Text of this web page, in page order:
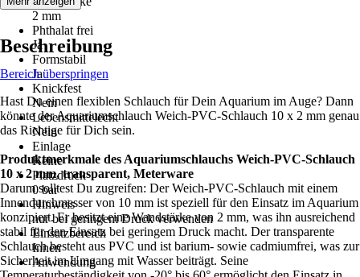
2 mm
Phthalat frei
Ja
Formstabil
Ja
Knickfest
Nein
Lebensmittelecht
Nein
Einlage
Keine
Platzdruck
0 bar
Hinweis
nur bei geringem Druck verwenden
Einsatzbereich
Innen
Anwendung
Beschreibung
Bereich überspringen
Hast Du einen flexiblen Schlauch für Dein Aquarium im Auge? Dann
könnte der Aquariumschlauch Weich-PVC-Schlauch 10 x 2 mm genau
das Richtige für Dich sein.
Produktmerkmale des Aquariumschlauchs Weich-PVC-Schlauch
10 x 2 mm, transparent, Meterware
Darum solltest Du zugreifen: Der Weich-PVC-Schlauch mit einem
Innendurchmesser von 10 mm ist speziell für den Einsatz im Aquarium
konzipiert. Er besitzt eine Wandstärke von 2 mm, was ihn ausreichend
stabil für den Einsatz bei geringem Druck macht. Der transparente
Schlauch besteht aus PVC und ist barium- sowie cadmiumfrei, was zur
Sicherheit im Umgang mit Wasser beiträgt. Seine